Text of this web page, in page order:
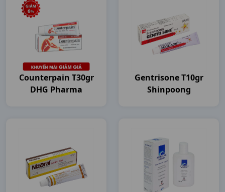
Counterpain T30gr
DHG Pharma
Gentrisone T10gr
Shinpoong